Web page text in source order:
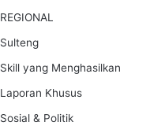
REGIONAL
Sulteng
Skill yang Menghasilkan
Laporan Khusus
Sosial & Politik